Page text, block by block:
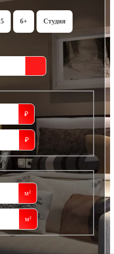
5 6+ Студия
₽
₽
м²
м²